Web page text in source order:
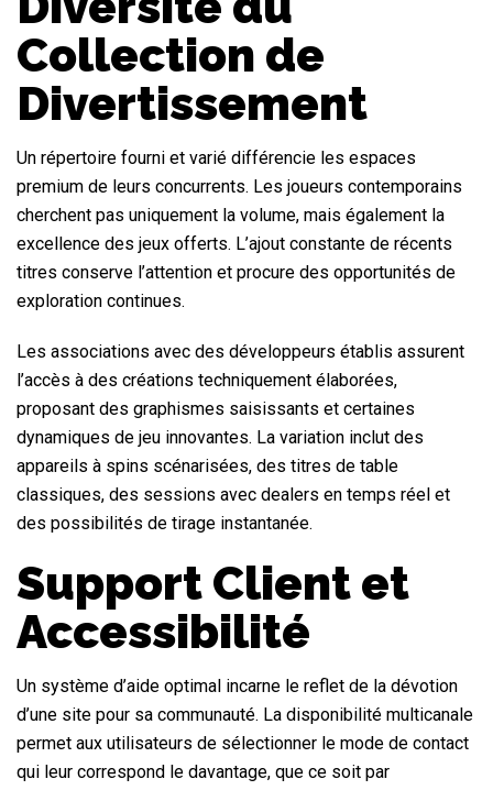
Collection de
Divertissement
Un répertoire fourni et varié différencie les espaces
premium de leurs concurrents. Les joueurs contemporains
cherchent pas uniquement la volume, mais également la
excellence des jeux offerts. L’ajout constante de récents
titres conserve l’attention et procure des opportunités de
exploration continues.
Les associations avec des développeurs établis assurent
l’accès à des créations techniquement élaborées,
proposant des graphismes saisissants et certaines
dynamiques de jeu innovantes. La variation inclut des
appareils à spins scénarisées, des titres de table
classiques, des sessions avec dealers en temps réel et
des possibilités de tirage instantanée.
Support Client et
Accessibilité
Un système d’aide optimal incarne le reflet de la dévotion
d’une site pour sa communauté. La disponibilité multicanale
permet aux utilisateurs de sélectionner le mode de contact
qui leur correspond le davantage, que ce soit par